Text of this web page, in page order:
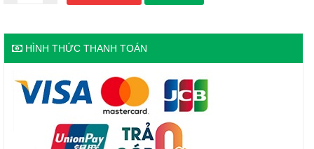
HÌNH THỨC THANH TOÁN